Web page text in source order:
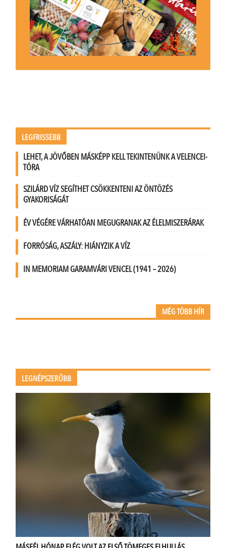
LEGFRISSEBB
LEHET, A JÖVŐBEN MÁSKÉPP KELL TEKINTENÜNK A VELENCEI-
TÓRA
SZILÁRD VÍZ SEGÍTHET CSÖKKENTENI AZ ÖNTÖZÉS
GYAKORISÁGÁT
ÉV VÉGÉRE VÁRHATÓAN MEGUGRANAK AZ ÉLELMISZERÁRAK
FORRÓSÁG, ASZÁLY: HIÁNYZIK A VÍZ
IN MEMORIAM GARAMVÁRI VENCEL (1941 – 2026)
MÉG TÖBB HÍR
LEGNÉPSZERŰBB